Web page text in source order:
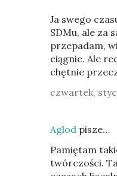
Ja swego
SDMu, ale za
przepadam,
ciągnie. Ale
chętnie
czwartek,
Aglod pisze…
Pamiętam
twórczości.